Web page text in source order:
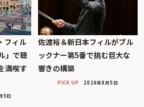
フィル
」で聴
満喫す
5日
佐渡裕＆新日本フィルがブル
ックナー第5番で挑む巨大な
響きの構築
PICK UP 2026年8月5日